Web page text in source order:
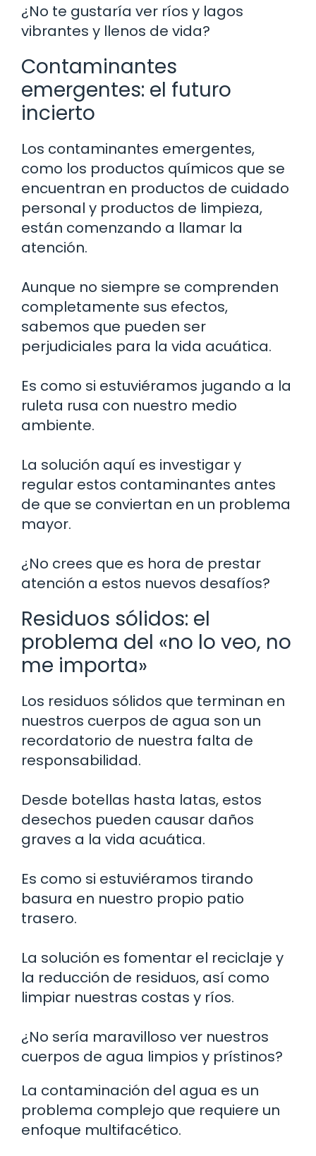
¿No te gustaría ver ríos y lagos
vibrantes y llenos de vida?
Contaminantes
emergentes: el futuro
incierto
Los contaminantes emergentes,
como los productos químicos que se
encuentran en productos de cuidado
personal y productos de limpieza,
están comenzando a llamar la
atención.
Aunque no siempre se comprenden
completamente sus efectos,
sabemos que pueden ser
perjudiciales para la vida acuática.
Es como si estuviéramos jugando a la
ruleta rusa con nuestro medio
ambiente.
La solución aquí es investigar y
regular estos contaminantes antes
de que se conviertan en un problema
mayor.
¿No crees que es hora de prestar
atención a estos nuevos desafíos?
Residuos sólidos: el
problema del «no lo veo, no
me importa»
Los residuos sólidos que terminan en
nuestros cuerpos de agua son un
recordatorio de nuestra falta de
responsabilidad.
Desde botellas hasta latas, estos
desechos pueden causar daños
graves a la vida acuática.
Es como si estuviéramos tirando
basura en nuestro propio patio
trasero.
La solución es fomentar el reciclaje y
la reducción de residuos, así como
limpiar nuestras costas y ríos.
¿No sería maravilloso ver nuestros
cuerpos de agua limpios y prístinos?
La contaminación del agua es un
problema complejo que requiere un
enfoque multifacético.